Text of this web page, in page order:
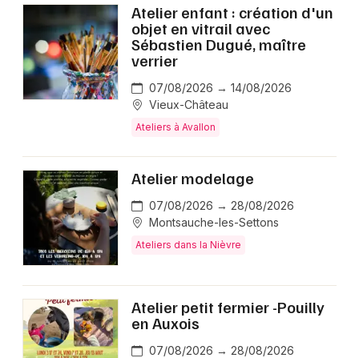
Atelier enfant : création d'un
objet en vitrail avec
Sébastien Dugué, maître
verrier
07/08/2026 → 14/08/2026
Vieux-Château
Ateliers à Avallon
Atelier modelage
07/08/2026 → 28/08/2026
Montsauche-les-Settons
Ateliers dans la Nièvre
Atelier petit fermier -Pouilly
en Auxois
07/08/2026 → 28/08/2026